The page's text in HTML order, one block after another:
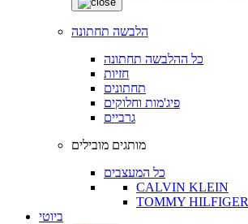
הלבשה תחתונה
כל ההלבשה תחתונה
חזיות
תחתונים
פיג'מות וחלוקים
גרביים
מותגים מובילים
כל המעצבים
CALVIN KLEIN
TOMMY HILFIGER
ביוטי